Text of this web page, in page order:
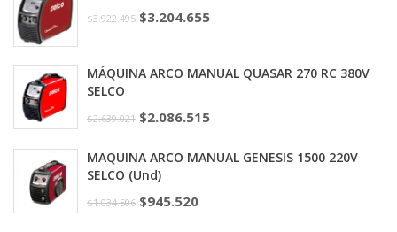
$3.922.495 $3.204.655
MÁQUINA ARCO MANUAL QUASAR 270 RC 380V
SELCO
$2.639.021 $2.086.515
MAQUINA ARCO MANUAL GENESIS 1500 220V
SELCO (Und)
$1.034.506 $945.520